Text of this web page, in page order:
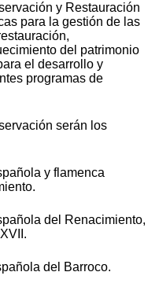
y Restauración
para la gestión de las
del patrimonio
el desarrollo y
programas de
serán los
y flamenca
del Renacimiento,
del Barroco.